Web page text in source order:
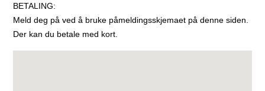
BETALING:
Meld deg på ved å bruke påmeldingsskjemaet på denne siden.
Der kan du betale med kort.